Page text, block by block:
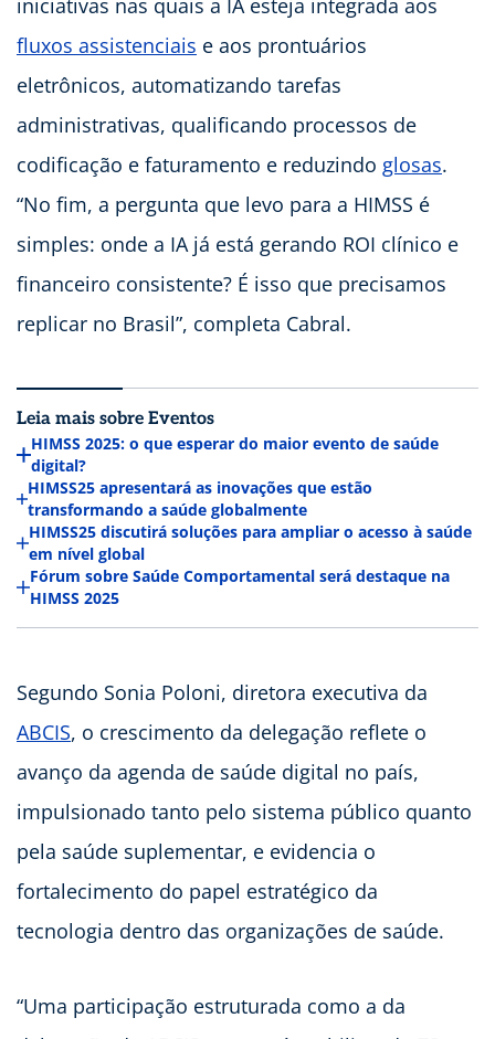
iniciativas nas quais a IA esteja integrada aos
fluxos assistenciais e aos prontuários
eletrônicos, automatizando tarefas
administrativas, qualificando processos de
codificação e faturamento e reduzindo glosas.
“No fim, a pergunta que levo para a HIMSS é
simples: onde a IA já está gerando ROI clínico e
financeiro consistente? É isso que precisamos
replicar no Brasil”, completa Cabral.
Leia mais sobre Eventos
HIMSS 2025: o que esperar do maior evento de saúde
digital?
HIMSS25 apresentará as inovações que estão
transformando a saúde globalmente
HIMSS25 discutirá soluções para ampliar o acesso à saúde
em nível global
Fórum sobre Saúde Comportamental será destaque na
HIMSS 2025
Segundo Sonia Poloni, diretora executiva da
ABCIS, o crescimento da delegação reflete o
avanço da agenda de saúde digital no país,
impulsionado tanto pelo sistema público quanto
pela saúde suplementar, e evidencia o
fortalecimento do papel estratégico da
tecnologia dentro das organizações de saúde.
“Uma participação estruturada como a da